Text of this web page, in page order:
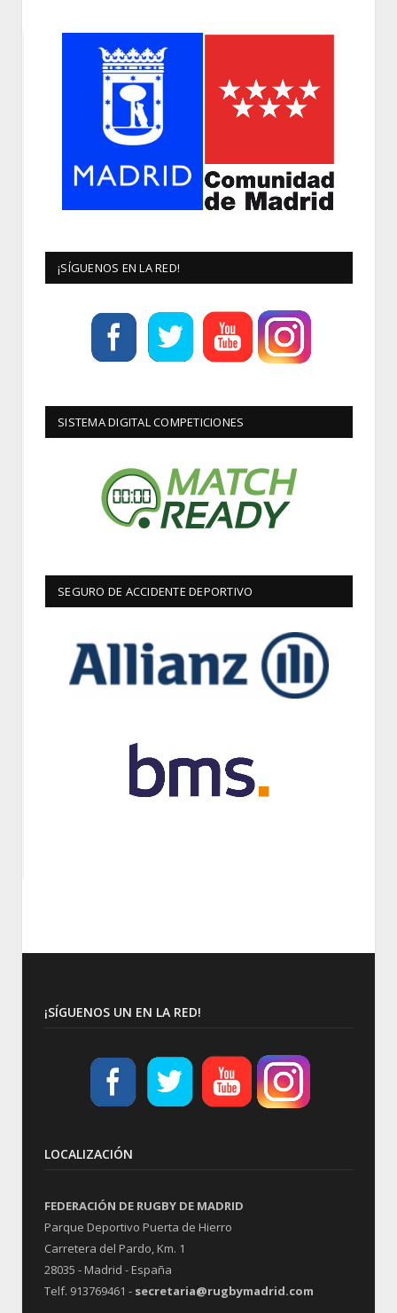
¡SÍGUENOS EN LA RED!
SISTEMA DIGITAL COMPETICIONES
SEGURO DE ACCIDENTE DEPORTIVO
¡SÍGUENOS UN EN LA RED!
LOCALIZACIÓN
FEDERACIÓN DE RUGBY DE MADRID
Parque Deportivo Puerta de Hierro
Carretera del Pardo, Km. 1
28035 - Madrid - España
Telf. 913769461 - secretaria@rugbymadrid.com